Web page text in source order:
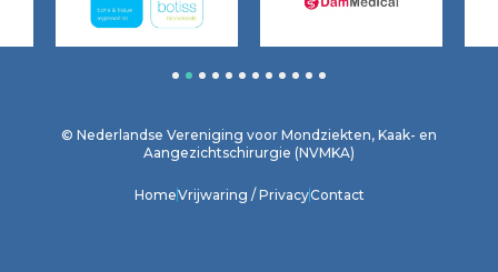
5 6 7 8 9 1011 12
© Nederlandse Vereniging voor Mondziekten, Kaak- en
Aangezichtschirurgie (NVMKA)
HomeVrijwaring / PrivacyContact